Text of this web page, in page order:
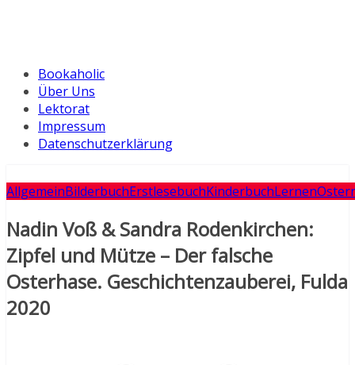
Bookaholic
Über Uns
Lektorat
Impressum
Datenschutzerklärung
AllgemeinBilderbuchErstlesebuchKinderbuchLernen
Nadin Voß & Sandra Rodenkirchen:
Zipfel und Mütze – Der falsche
Osterhase. Geschichtenzauberei, Fulda
2020